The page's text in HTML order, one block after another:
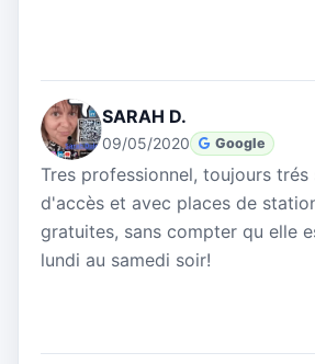
SARAH D.
09/05/2020 Google
Tres professionnel, toujours
d'accès et avec places de
gratuites, sans compter qu elle
lundi au samedi soir!